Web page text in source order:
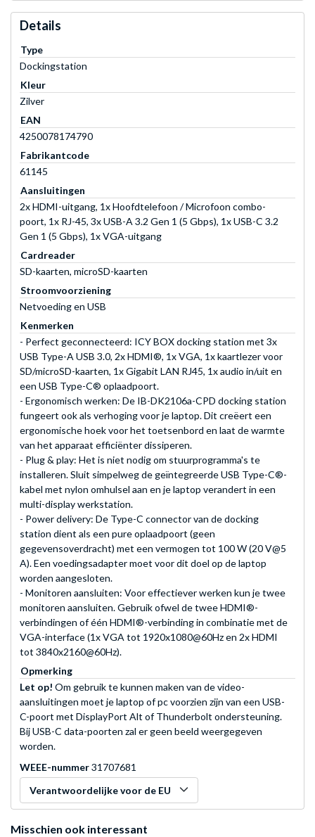
Details
Type
Dockingstation
Kleur
Zilver
EAN
4250078174790
Fabrikantcode
61145
Aansluitingen
2x HDMI-uitgang, 1x Hoofdtelefoon / Microfoon combo-
poort, 1x RJ-45, 3x USB-A 3.2 Gen 1 (5 Gbps), 1x USB-C 3.2
Gen 1 (5 Gbps), 1x VGA-uitgang
Cardreader
SD-kaarten, microSD-kaarten
Stroomvoorziening
Netvoeding en USB
Kenmerken
- Perfect geconnecteerd: ICY BOX docking station met 3x
USB Type-A USB 3.0, 2x HDMI®, 1x VGA, 1x kaartlezer voor
SD/microSD-kaarten, 1x Gigabit LAN RJ45, 1x audio in/uit en
een USB Type-C® oplaadpoort.
- Ergonomisch werken: De IB-DK2106a-CPD docking station
fungeert ook als verhoging voor je laptop. Dit creëert een
ergonomische hoek voor het toetsenbord en laat de warmte
van het apparaat efficiënter dissiperen.
- Plug & play: Het is niet nodig om stuurprogramma's te
installeren. Sluit simpelweg de geïntegreerde USB Type-C®-
kabel met nylon omhulsel aan en je laptop verandert in een
multi-display werkstation.
- Power delivery: De Type-C connector van de docking
station dient als een pure oplaadpoort (geen
gegevensoverdracht) met een vermogen tot 100 W (20 V@5
A). Een voedingsadapter moet voor dit doel op de laptop
worden aangesloten.
- Monitoren aansluiten: Voor effectiever werken kun je twee
monitoren aansluiten. Gebruik ofwel de twee HDMI®-
verbindingen of één HDMI®-verbinding in combinatie met de
VGA-interface (1x VGA tot 1920x1080@60Hz en 2x HDMI
tot 3840x2160@60Hz).
Opmerking
Let op! Om gebruik te kunnen maken van de video-
aansluitingen moet je laptop of pc voorzien zijn van een USB-
C-poort met DisplayPort Alt of Thunderbolt ondersteuning.
Bij USB-C data-poorten zal er geen beeld weergegeven
worden.
WEEE-nummer31707681
Verantwoordelijke voor de EU
Misschien ook interessant